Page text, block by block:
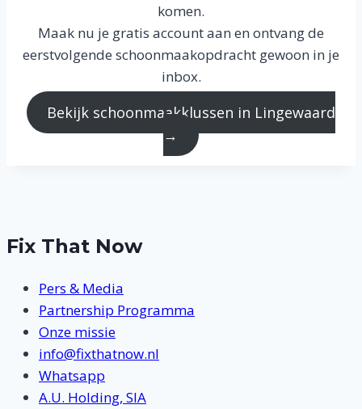
komen.
Maak nu je gratis account aan en ontvang de
eerstvolgende schoonmaakopdracht gewoon in je
inbox.
Bekijk schoonmaakklussen in Lingewaard
→
Fix That Now
Pers & Media
Partnership Programma
Onze missie
info@fixthatnow.nl
Whatsapp
A.U. Holding, SIA